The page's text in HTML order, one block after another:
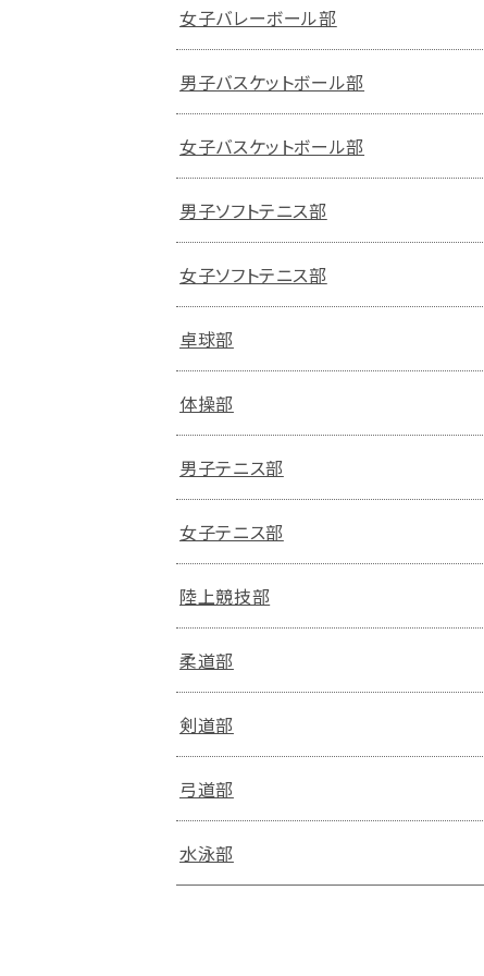
女子バレーボール部
男子バスケットボール部
女子バスケットボール部
男子ソフトテニス部
女子ソフトテニス部
卓球部
体操部
男子テニス部
女子テニス部
陸上競技部
柔道部
剣道部
弓道部
水泳部